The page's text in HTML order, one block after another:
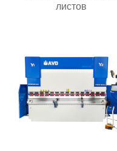
листов